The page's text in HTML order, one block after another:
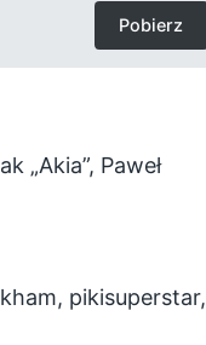
Pobierz
„Akia”, Paweł
pikisuperstar,